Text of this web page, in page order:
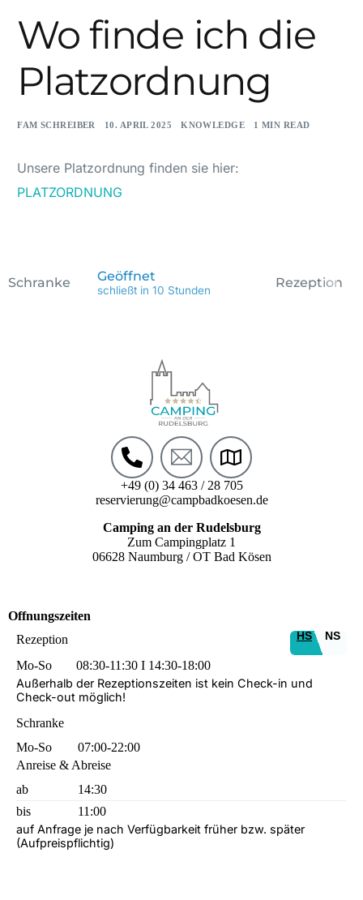
Wo finde ich die
Platzordnung
FAM SCHREIBER 10. APRIL 2025 KNOWLEDGE 1 MIN READ
Unsere Platzordnung finden sie hier:
PLATZORDNUNG
Schranke Geöffnet
schließt in 10 Stunden Rezeption
+49 (0) 34 463 / 28 705
reservierung@campbadkoesen.de
Camping an der Rudelsburg
Zum Campingplatz 1
06628 Naumburg / OT Bad Kösen
Offnungszeiten
Rezeption
HS NS
Mo-So
08:30-11:30 I 14:30-18:00
Außerhalb der Rezeptionszeiten ist kein Check-in und
Check-out möglich!
Schranke
Mo-So
07:00-22:00
Anreise & Abreise
ab
14:30
bis
11:00
auf Anfrage je nach Verfügbarkeit früher bzw. später
(Aufpreispflichtig)